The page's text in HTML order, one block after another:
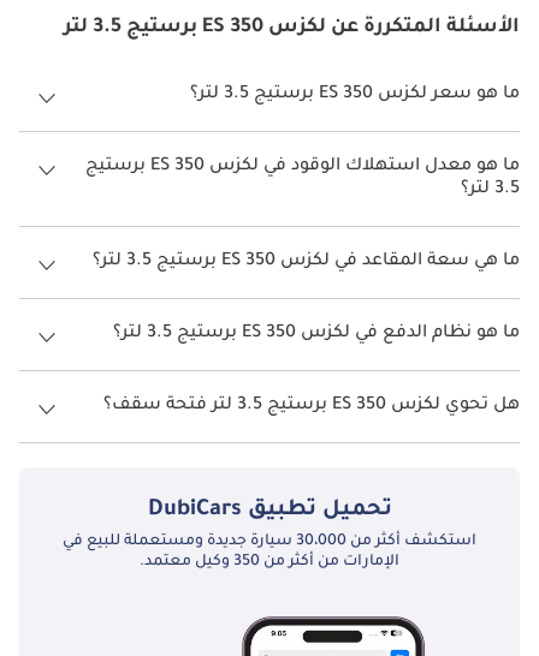
الأسئلة المتكررة عن لكزس ES 350 برستيج 3.5 لتر
ما هو سعر لكزس ES 350 برستيج 3.5 لتر؟
سعر لكزس ES 350 برستيج 3.5 لتر هو درهم 240,000.
ما هو معدل استهلاك الوقود في لكزس ES 350 برستيج
3.5 لتر؟
يبلغ معدل استهلاك الوقود المقترح من الشركة المصنعة لسيارة لكزس ES
350 2026 من 10 كم/ليتر.
ما هي سعة المقاعد في لكزس ES 350 برستيج 3.5 لتر؟
تتسع لكزس ES 350 برستيج 3.5 لتر لأ 5 أشخاص.
ما هو نظام الدفع في لكزس ES 350 برستيج 3.5 لتر؟
نظام الدفع في لكزس ES 350 All Wheel Drive برستيج 3.5 لتر.
هل تحوي لكزس ES 350 برستيج 3.5 لتر فتحة سقف؟
نعم توفر لكزس ES 350 برستيج 3.5 لتر فتحة السقف كخيار.
تحميل تطبيق DubiCars
استكشف أكثر من 30،000 سيارة جديدة ومستعملة للبيع في
الإمارات من أكثر من 350 وكيل معتمد.